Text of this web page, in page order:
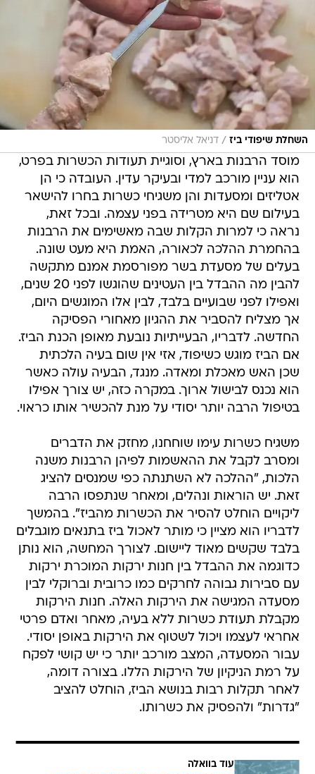
השחלת שיפודי ביז / דניאל אליסטר
מוסד הרבנות בארץ, וסוגיית תעודות הכשרות בפרט,
הוא עניין מורכב למדי ובעיקר עדין. העובדה כי הן
אטליזים ומסעדות והן משגיחי כשרות בחרו להישאר
בעילום שם היא מטרידה בפני עצמה. ובכל זאת,
נראה כי למרות הקלות שבה מאשימים את הרבנות
בהחמרת ההלכה לכאורה, האמת היא מעט שונה.
בעלים של מסעדת בשר מפורסמת אמנם מתקשה
להבין מה ההבדל בין העטינים שהוגשו לפני 20 שנים,
ואפילו לפני שבועיים בלבד, לבין אלו המוגשים היום,
אך מצליח להסביר את ההגיון מאחורי הפסיקה
החדשה. לדבריו, הבעייתיות נובעת מאופן הכנת הביז.
אם הביז מוגש כשיפוד, אזי אין שום בעיה הלכתית
שכן האש מאכלת ומאדה. מנגד, הבעיה עולה כאשר
הוא נכנס לבישול ארוך. במקרה כזה, יש צורך אפילו
בטיפול הרבה יותר יסודי על מנת להכשיר אותו כראוי.
משגיח כשרות עימו שוחחנו, מחזק את הדברים
ומסרב לקבל את ההאשמות לפיהן הרבנות משנה
הלכות, "ההלכה לא השתנתה כפי שמנסים להציג
זאת. יש הוראות ונהלים, ומאחר שנתפסו הרבה
ליקויים הוחלט להסיר את הכשרות מהביז". בהמשך
לדבריו הוא מציין כי מותר לאכול ביז בתנאים מוגבלים
בלבד שקשים מאוד ליישום. לצורך המחשה, הוא נותן
כדוגמה את ההבדל בין חנות ירקות המוכרת ירקות
עם סבירות גבוהה לחרקים כמו כרובית וברוקלי לבין
מסעדה המגישה את הירקות האלה. חנות הירקות
מקבלת תעודת כשרות ללא בעיה, מאחר ואדם פרטי
אחראי לעצמו ויכול לשטוף את הירקות באופן יסודי.
עבור המסעדה, המצב מורכב יותר כי יש קושי לפקח
על רמת הניקיון של הירקות הללו. בצורה דומה,
לאחר תקלות רבות בנושא הביז, הוחלט להציב
"גדרות" ולהפסיק את כשרותו.
עוד בוואלה